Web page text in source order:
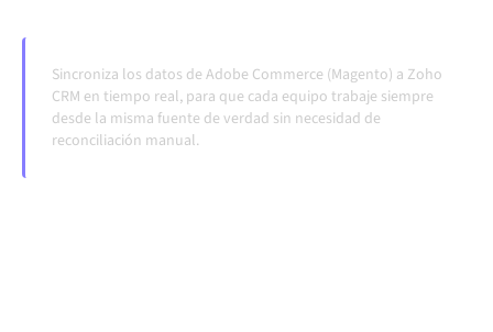
Sincroniza los datos de Adobe Commerce (Magento) a Zoho
CRM en tiempo real, para que cada equipo trabaje siempre
desde la misma fuente de verdad sin necesidad de
reconciliación manual.